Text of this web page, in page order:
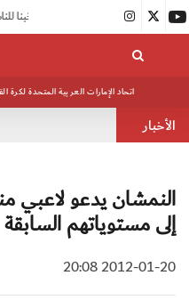
اتحاد الإمارات العربية المتحدة لكرة
الأخبار
النمشان يدعو لاعبي
إلى مستوياتهم السابقة
2012-01-20 20:08